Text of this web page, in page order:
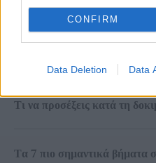
CONFIRM
Data Deletion Data
Λίστα ελέγχου λωρίδας
Τι να προσέξεις κατά τη
Τα 7 πιο σημαντικά βήματα